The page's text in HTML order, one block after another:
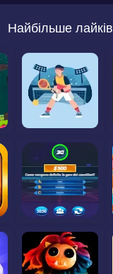
Найбільше лайків